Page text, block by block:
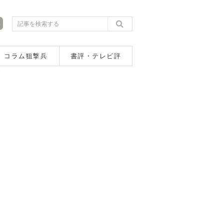
コラム狙撃兵 書評・テレビ評